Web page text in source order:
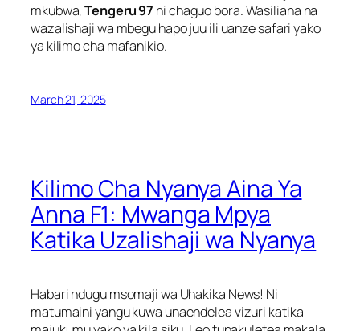
mkubwa,Tengeru 97 ni chaguo bora. Wasiliana na
wazalishaji wa mbegu hapo juu ili uanze safari yako
ya kilimo cha mafanikio.
March 21, 2025
Kilimo Cha Nyanya Aina Ya
Anna F1: Mwanga Mpya
Katika Uzalishaji wa Nyanya
Habari ndugu msomaji wa Uhakika News! Ni
matumaini yangu kuwa unaendelea vizuri katika